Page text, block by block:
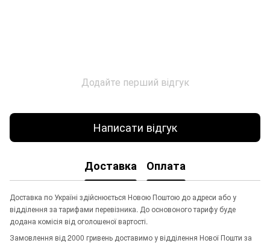
Додайте перший відгук
Написати відгук
Доставка Оплата
Доставка по Україні здійснюється Новою Поштою до адреси або у
відділення за тарифами перевізника. До основоного тарифу буде
додана комісія від оголошеної вартості.
Замовлення від 2000 гривень доставимо у відділення Нової Пошти за